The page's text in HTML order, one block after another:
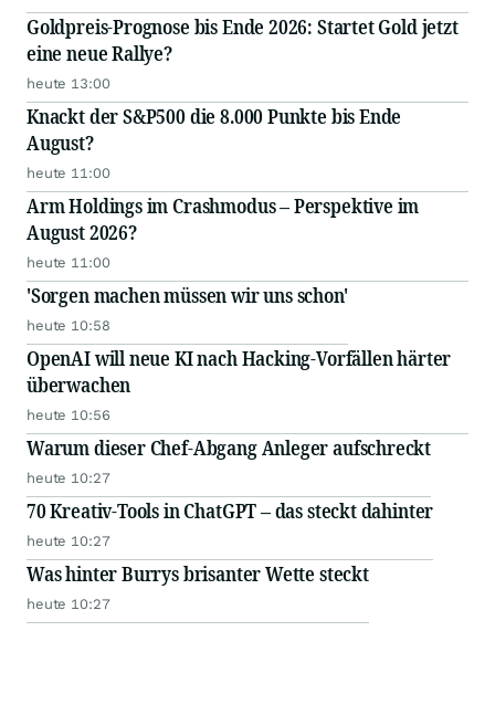
Goldpreis-Prognose bis Ende 2026: Startet Gold jetzt
eine neue Rallye?
heute 13:00
Knackt der S&P500 die 8.000 Punkte bis Ende
August?
heute 11:00
Arm Holdings im Crashmodus – Perspektive im
August 2026?
heute 11:00
'Sorgen machen müssen wir uns schon'
heute 10:58
OpenAI will neue KI nach Hacking-Vorfällen härter
überwachen
heute 10:56
Warum dieser Chef-Abgang Anleger aufschreckt
heute 10:27
70 Kreativ-Tools in ChatGPT – das steckt dahinter
heute 10:27
Was hinter Burrys brisanter Wette steckt
heute 10:27